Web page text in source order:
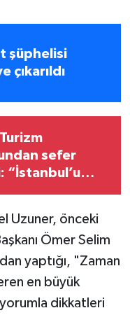
şüphelisi
çıkarıldı
sefer
“İstanbul’u
Uzuner, önceki
Ömer Selim
yaptığı, "Zaman
en büyük
yorumla dikkatleri